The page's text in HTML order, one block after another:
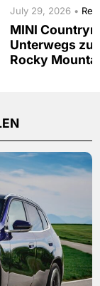
July 29, 2026 •
MINI
Unterwegs
Rocky